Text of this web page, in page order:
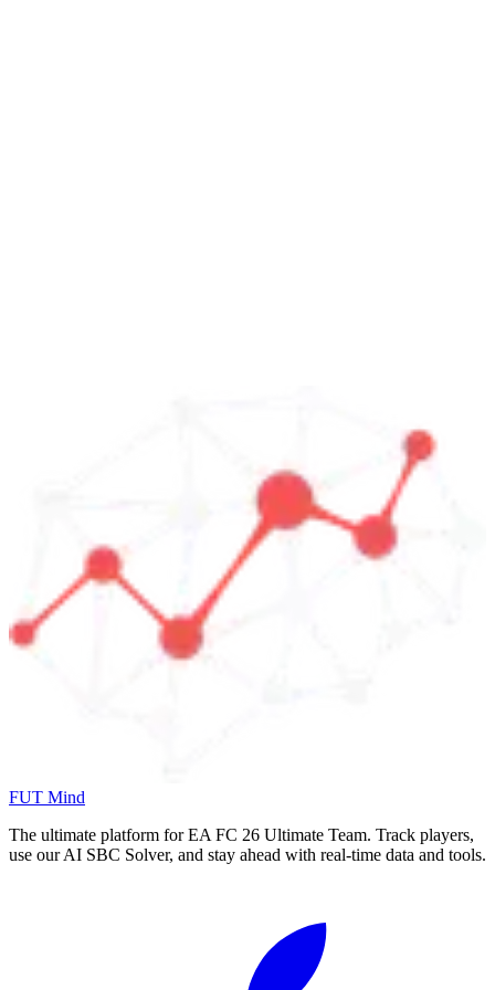
FUT Mind
The ultimate platform for EA FC 26 Ultimate Team. Track players,
use our AI SBC Solver, and stay ahead with real-time data and tools.